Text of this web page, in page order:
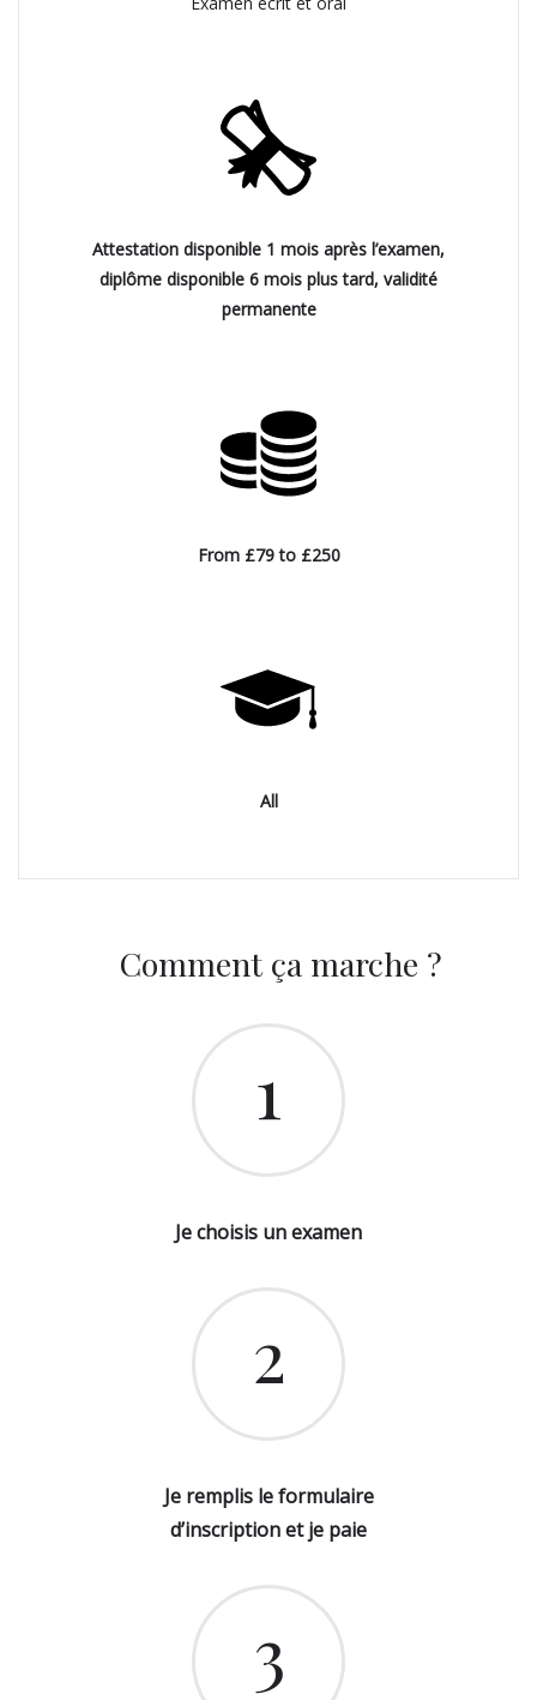
Attestation disponible 1 mois après l’examen,
diplôme disponible 6 mois plus tard, validité
permanente
From £79 to £250
All
Comment ça marche ?
1
Je choisis un examen
2
Je remplis le formulaire
d’inscription et je paie
3